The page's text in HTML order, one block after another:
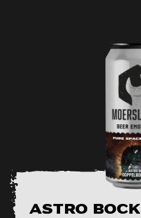
Astro Bock